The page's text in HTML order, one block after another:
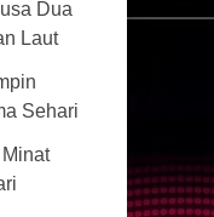
Dua
Laut
Sehari